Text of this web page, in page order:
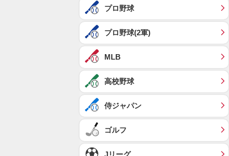
プロ野球
プロ野球(2軍)
MLB
高校野球
侍ジャパン
ゴルフ
Jリーグ